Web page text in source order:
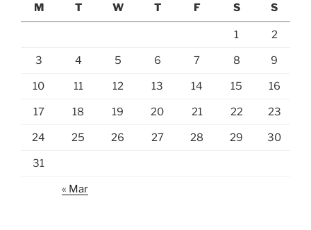
M
T W T F S S
1 2
3 4 5 6 7 8 9
10 11 12 13 14 15 16
17 18 19 20 21 22 23
24 25 26 27 28 29 30
31
« Mar